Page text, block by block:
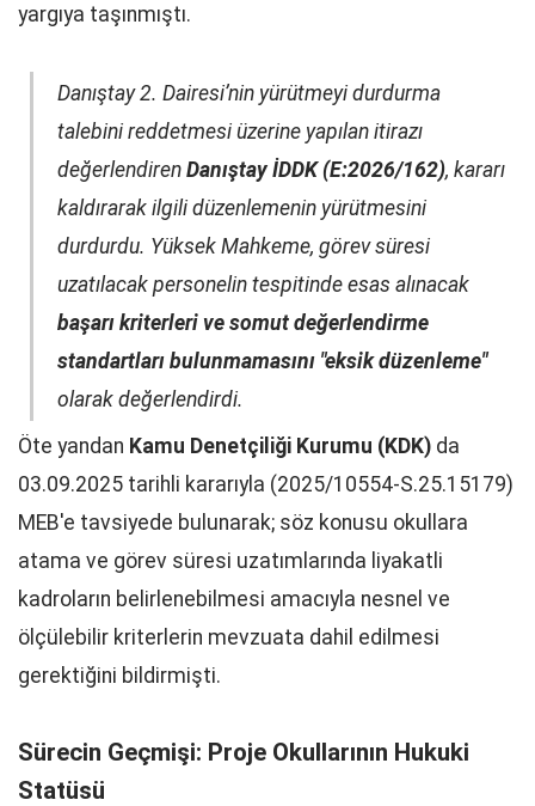
yargıya taşınmıştı.
Danıştay 2. Dairesi’nin yürütmeyi durdurma
talebini reddetmesi üzerine yapılan itirazı
değerlendiren Danıştay İDDK (E:2026/162), kararı
kaldırarak ilgili düzenlemenin yürütmesini
durdurdu. Yüksek Mahkeme, görev süresi
uzatılacak personelin tespitinde esas alınacak
başarı kriterleri ve somut değerlendirme
standartları bulunmamasını "eksik düzenleme"
olarak değerlendirdi.
Öte yandan Kamu Denetçiliği Kurumu (KDK) da
03.09.2025 tarihli kararıyla (2025/10554-S.25.15179)
MEB'e tavsiyede bulunarak; söz konusu okullara
atama ve görev süresi uzatımlarında liyakatli
kadroların belirlenebilmesi amacıyla nesnel ve
ölçülebilir kriterlerin mevzuata dahil edilmesi
gerektiğini bildirmişti.
Sürecin Geçmişi: Proje Okullarının Hukuki
Statüsü